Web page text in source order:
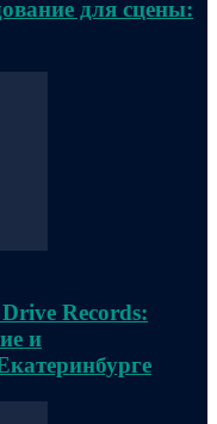
для сцены:
Records:
и